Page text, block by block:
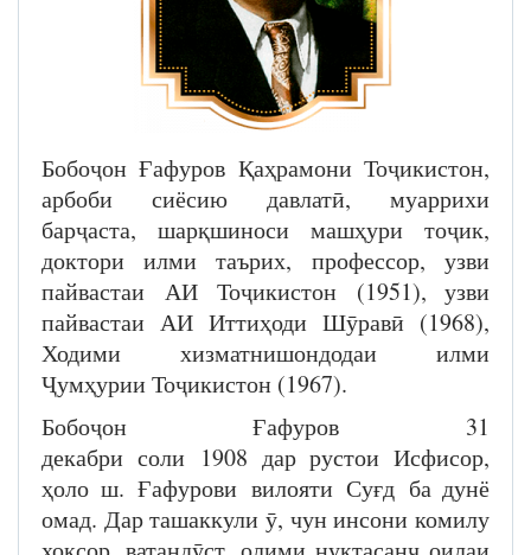
Бобоҷон Ғафуров Қаҳрамони Тоҷикистон,
арбоби сиёсию давлатӣ, муаррихи
барҷаста, шарқшиноси машҳури тоҷик,
доктори илми таърих, профессор, узви
пайвастаи АИ Тоҷикистон (1951), узви
пайвастаи АИ Иттиҳоди Шӯравӣ (1968),
Ходими хизматнишондодаи илми
Ҷумҳурии Тоҷикистон (1967).
Бобоҷон Ғафуров 31
декабри соли 1908 дар рустои Исфисор,
ҳоло ш. Ғафурови вилояти Суғд ба дунё
омад. Дар ташаккули ӯ, чун инсони комилу